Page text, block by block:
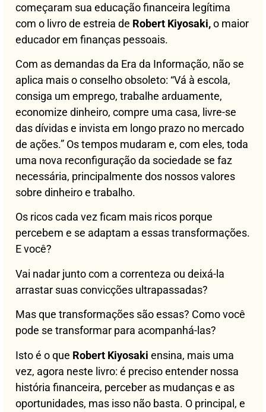
começaram sua educação financeira legítima
com o livro de estreia de Robert Kiyosaki,o maior
educador em finanças pessoais.
Com as demandas da Era da Informação, não se
aplica mais o conselho obsoleto: “Vá à escola,
consiga um emprego, trabalhe arduamente,
economize dinheiro, compre uma casa, livre-se
das dívidas e invista em longo prazo no mercado
de ações.” Os tempos mudaram e, com eles, toda
uma nova reconfiguração da sociedade se faz
necessária, principalmente dos nossos valores
sobre dinheiro e trabalho.
Os ricos cada vez ficam mais ricos porque
percebem e se adaptam a essas transformações.
E você?
Vai nadar junto com a correnteza ou deixá-la
arrastar suas convicções ultrapassadas?
Mas que transformações são essas? Como você
pode se transformar para acompanhá-las?
Isto é o que Robert Kiyosaki ensina, mais uma
vez, agora neste livro: é preciso entender nossa
história financeira, perceber as mudanças e as
oportunidades, mas isso não basta. O principal, e